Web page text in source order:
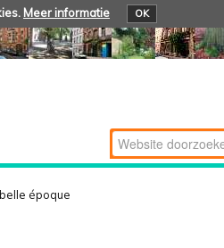
Meer informatie OK
Zoek
Geavanceerd
époque